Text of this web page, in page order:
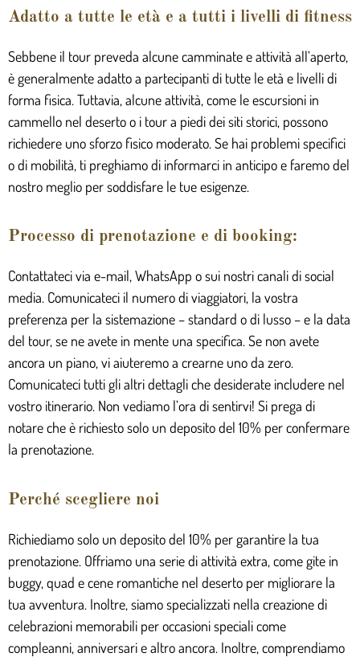
Adatto a tutte le età e a tutti i livelli di fitness
Sebbene il tour preveda alcune camminate e attività all’aperto,
è generalmente adatto a partecipanti di tutte le età e livelli di
forma fisica. Tuttavia, alcune attività, come le escursioni in
cammello nel deserto o i tour a piedi dei siti storici, possono
richiedere uno sforzo fisico moderato. Se hai problemi specifici
o di mobilità, ti preghiamo di informarci in anticipo e faremo del
nostro meglio per soddisfare le tue esigenze.
Processo di prenotazione e di booking:
Contattateci via e-mail, WhatsApp o sui nostri canali di social
media. Comunicateci il numero di viaggiatori, la vostra
preferenza per la sistemazione – standard o di lusso – e la data
del tour, se ne avete in mente una specifica. Se non avete
ancora un piano, vi aiuteremo a crearne uno da zero.
Comunicateci tutti gli altri dettagli che desiderate includere nel
vostro itinerario. Non vediamo l’ora di sentirvi! Si prega di
notare che è richiesto solo un deposito del 10% per confermare
la prenotazione.
Perché scegliere noi
Richiediamo solo un deposito del 10% per garantire la tua
prenotazione. Offriamo una serie di attività extra, come gite in
buggy, quad e cene romantiche nel deserto per migliorare la
tua avventura. Inoltre, siamo specializzati nella creazione di
celebrazioni memorabili per occasioni speciali come
compleanni, anniversari e altro ancora. Inoltre, comprendiamo